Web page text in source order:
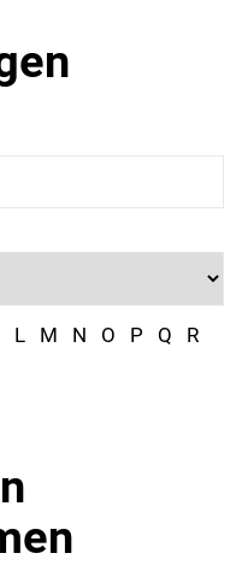
L M N O P Q
R